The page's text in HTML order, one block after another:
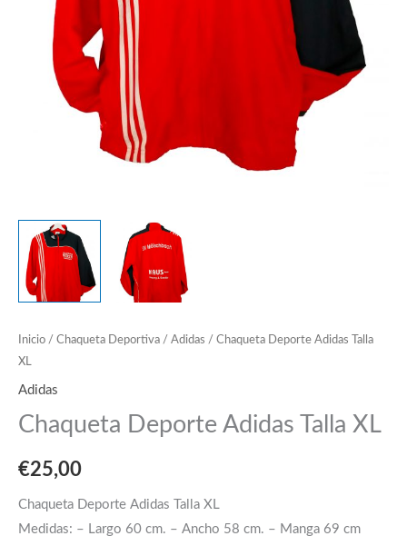
Inicio / Chaqueta Deportiva / Adidas / Chaqueta Deporte Adidas Talla
XL
Adidas
Chaqueta Deporte Adidas Talla XL
€25,00
Chaqueta Deporte Adidas Talla XL
Medidas: – Largo 60 cm. – Ancho 58 cm. – Manga 69 cm